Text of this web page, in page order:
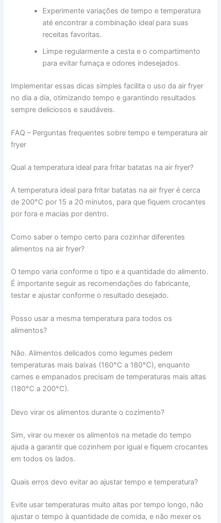
Experimente variações de tempo e temperatura
até encontrar a combinação ideal para suas
receitas favoritas.
Limpe regularmente a cesta e o compartimento
para evitar fumaça e odores indesejados.
Implementar essas dicas simples facilita o uso da air fryer
no dia a dia, otimizando tempo e garantindo resultados
sempre deliciosos e saudáveis.
FAQ – Perguntas frequentes sobre tempo e temperatura air
fryer
Qual a temperatura ideal para fritar batatas na air fryer?
A temperatura ideal para fritar batatas na air fryer é cerca
de 200°C por 15 a 20 minutos, para que fiquem crocantes
por fora e macias por dentro.
Como saber o tempo certo para cozinhar diferentes
alimentos na air fryer?
O tempo varia conforme o tipo e a quantidade do alimento.
É importante seguir as recomendações do fabricante,
testar e ajustar conforme o resultado desejado.
Posso usar a mesma temperatura para todos os
alimentos?
Não. Alimentos delicados como legumes pedem
temperaturas mais baixas (160°C a 180°C), enquanto
carnes e empanados precisam de temperaturas mais altas
(180°C a 200°C).
Devo virar os alimentos durante o cozimento?
Sim, virar ou mexer os alimentos na metade do tempo
ajuda a garantir que cozinhem por igual e fiquem crocantes
em todos os lados.
Quais erros devo evitar ao ajustar tempo e temperatura?
Evite usar temperaturas muito altas por tempo longo, não
ajustar o tempo à quantidade de comida, e não mexer os